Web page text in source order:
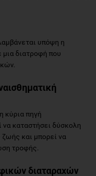
υπόψη η
μια διατροφή που
κύρια πηγή
να καταστήσει δύσκολη
και μπορεί να
τροφής.
διαταραχών